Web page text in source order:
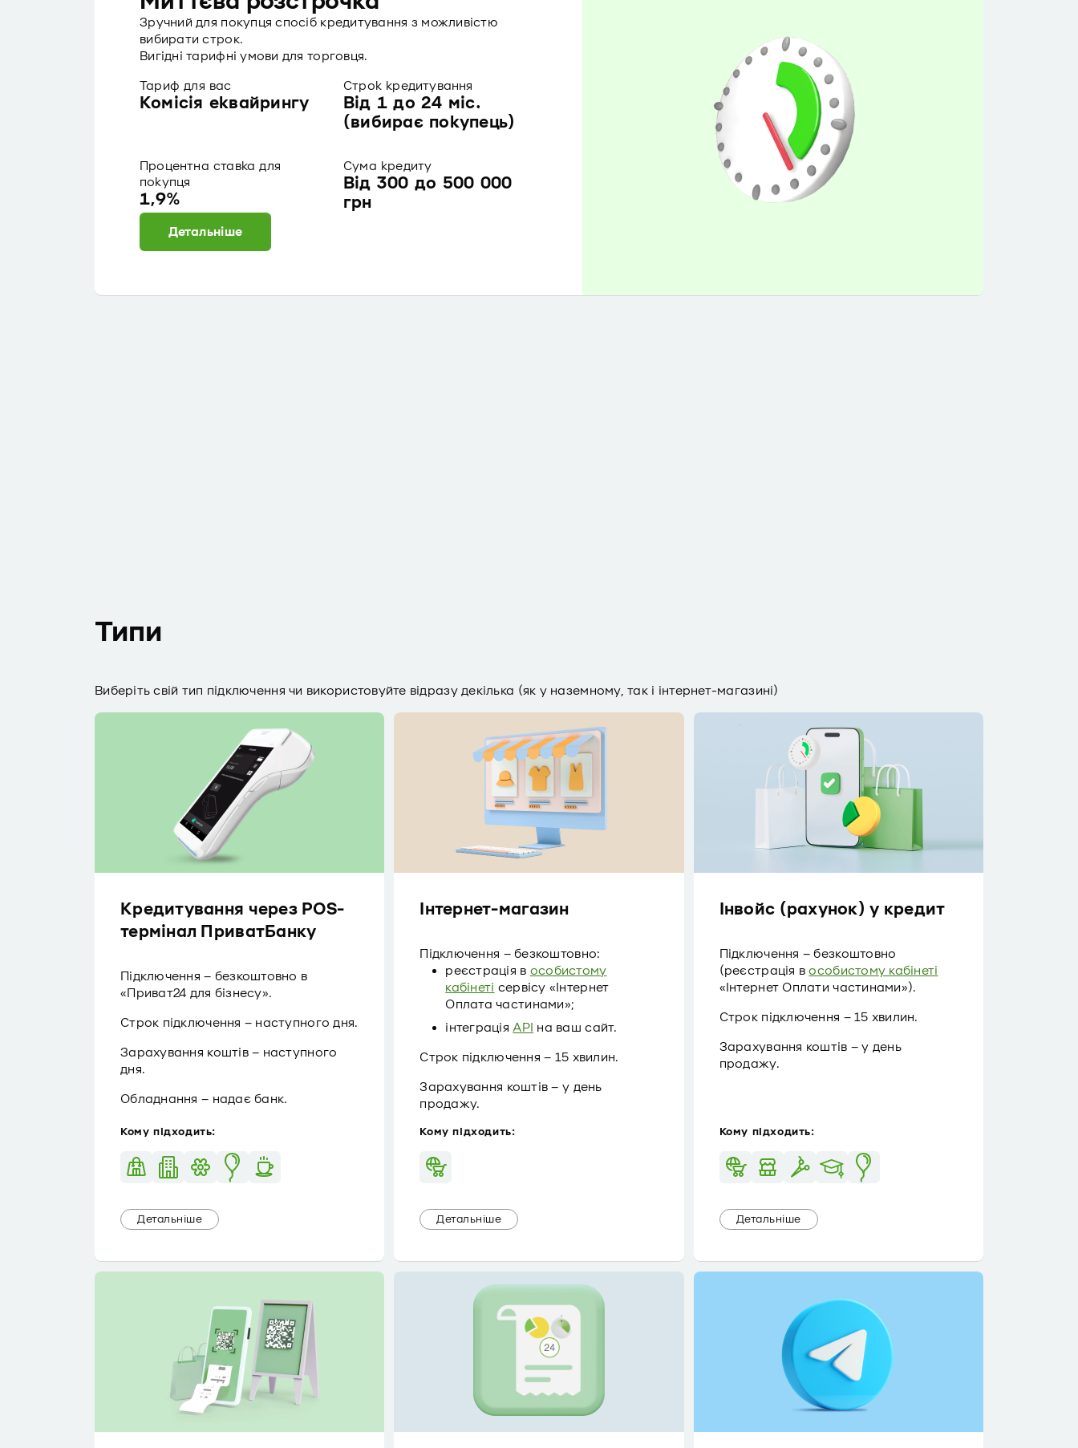
Зручний для покупця спосіб кредитування з можливістю
вибирати строк.
Вигідні тарифні умови для торговця.
Тариф для вас
Комісія еквайрингу
Строк кредитування
Від 1 до 24 міс.
(вибирає покупець)
Процентна ставка для
покупця
1,9%
Сума кредиту
Від 300 до 500 000
грн
Детальніше
Типи
Виберіть свій тип підключення чи використовуйте відразу декілька (як у наземному, так і інтернет-магазині)
Кредитування через POS-
термінал ПриватБанку
Підключення – безкоштовно в
«Приват24 для бізнесу».
Строк підключення – наступного дня.
Зарахування коштів – наступного
дня.
Обладнання – надає банк.
Кому підходить:
Детальніше
Інтернет-магазин
Підключення – безкоштовно:
реєстрація в особистому
кабінеті сервісу «Інтернет
Оплата частинами»;
інтеграціяAPI на ваш сайт.
Строк підключення – 15 хвилин.
Зарахування коштів – у день
продажу.
Кому підходить:
Детальніше
Інвойс (рахунок) у кредит
Підключення – безкоштовно
(реєстрація вособистому кабінеті
«Інтернет Оплати частинами»).
Строк підключення – 15 хвилин.
Зарахування коштів – у день
продажу.
Кому підходить:
Детальніше